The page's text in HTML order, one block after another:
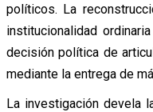
políticos. La
institucionalidad
decisión política de
mediante la entrega de
La investigación devela